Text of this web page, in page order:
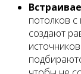
потолков
создают